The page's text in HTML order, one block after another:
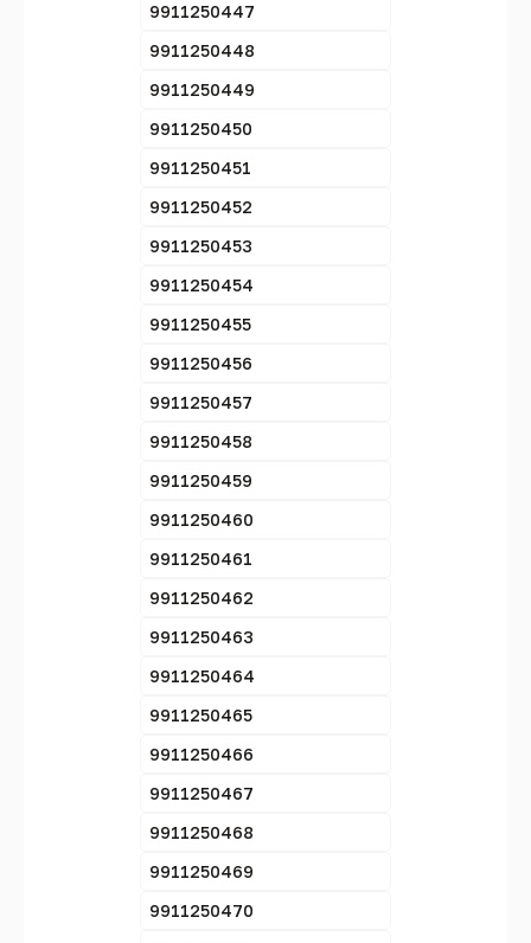
9911250447
9911250448
9911250449
9911250450
9911250451
9911250452
9911250453
9911250454
9911250455
9911250456
9911250457
9911250458
9911250459
9911250460
9911250461
9911250462
9911250463
9911250464
9911250465
9911250466
9911250467
9911250468
9911250469
9911250470